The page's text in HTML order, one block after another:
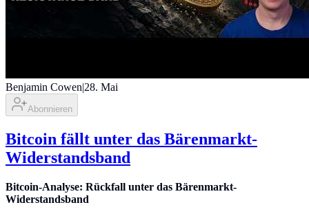
Benjamin Cowen|28. Mai
Abonnieren
Bitcoin fällt unter das Bärenmarkt-
Widerstandsband
Bitcoin-Analyse: Rückfall unter das Bärenmarkt-
Widerstandsband